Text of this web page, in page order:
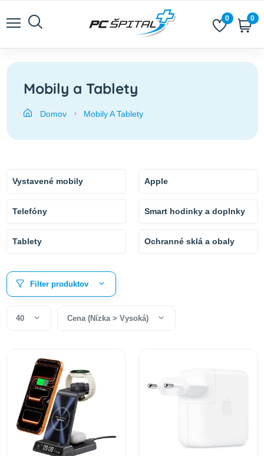
0 0
Mobily a Tablety
Domov Mobily A Tablety
Vystavené mobily Apple
Telefóny Smart hodinky a doplnky
Tablety Ochranné sklá a obaly
Filter produktov
40 Cena (Nízka > Vysoká)